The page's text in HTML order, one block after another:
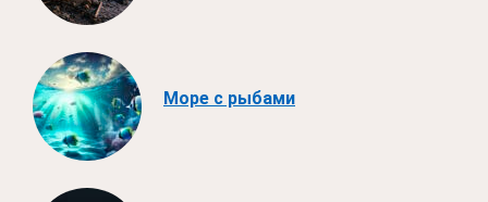
Море с рыбами